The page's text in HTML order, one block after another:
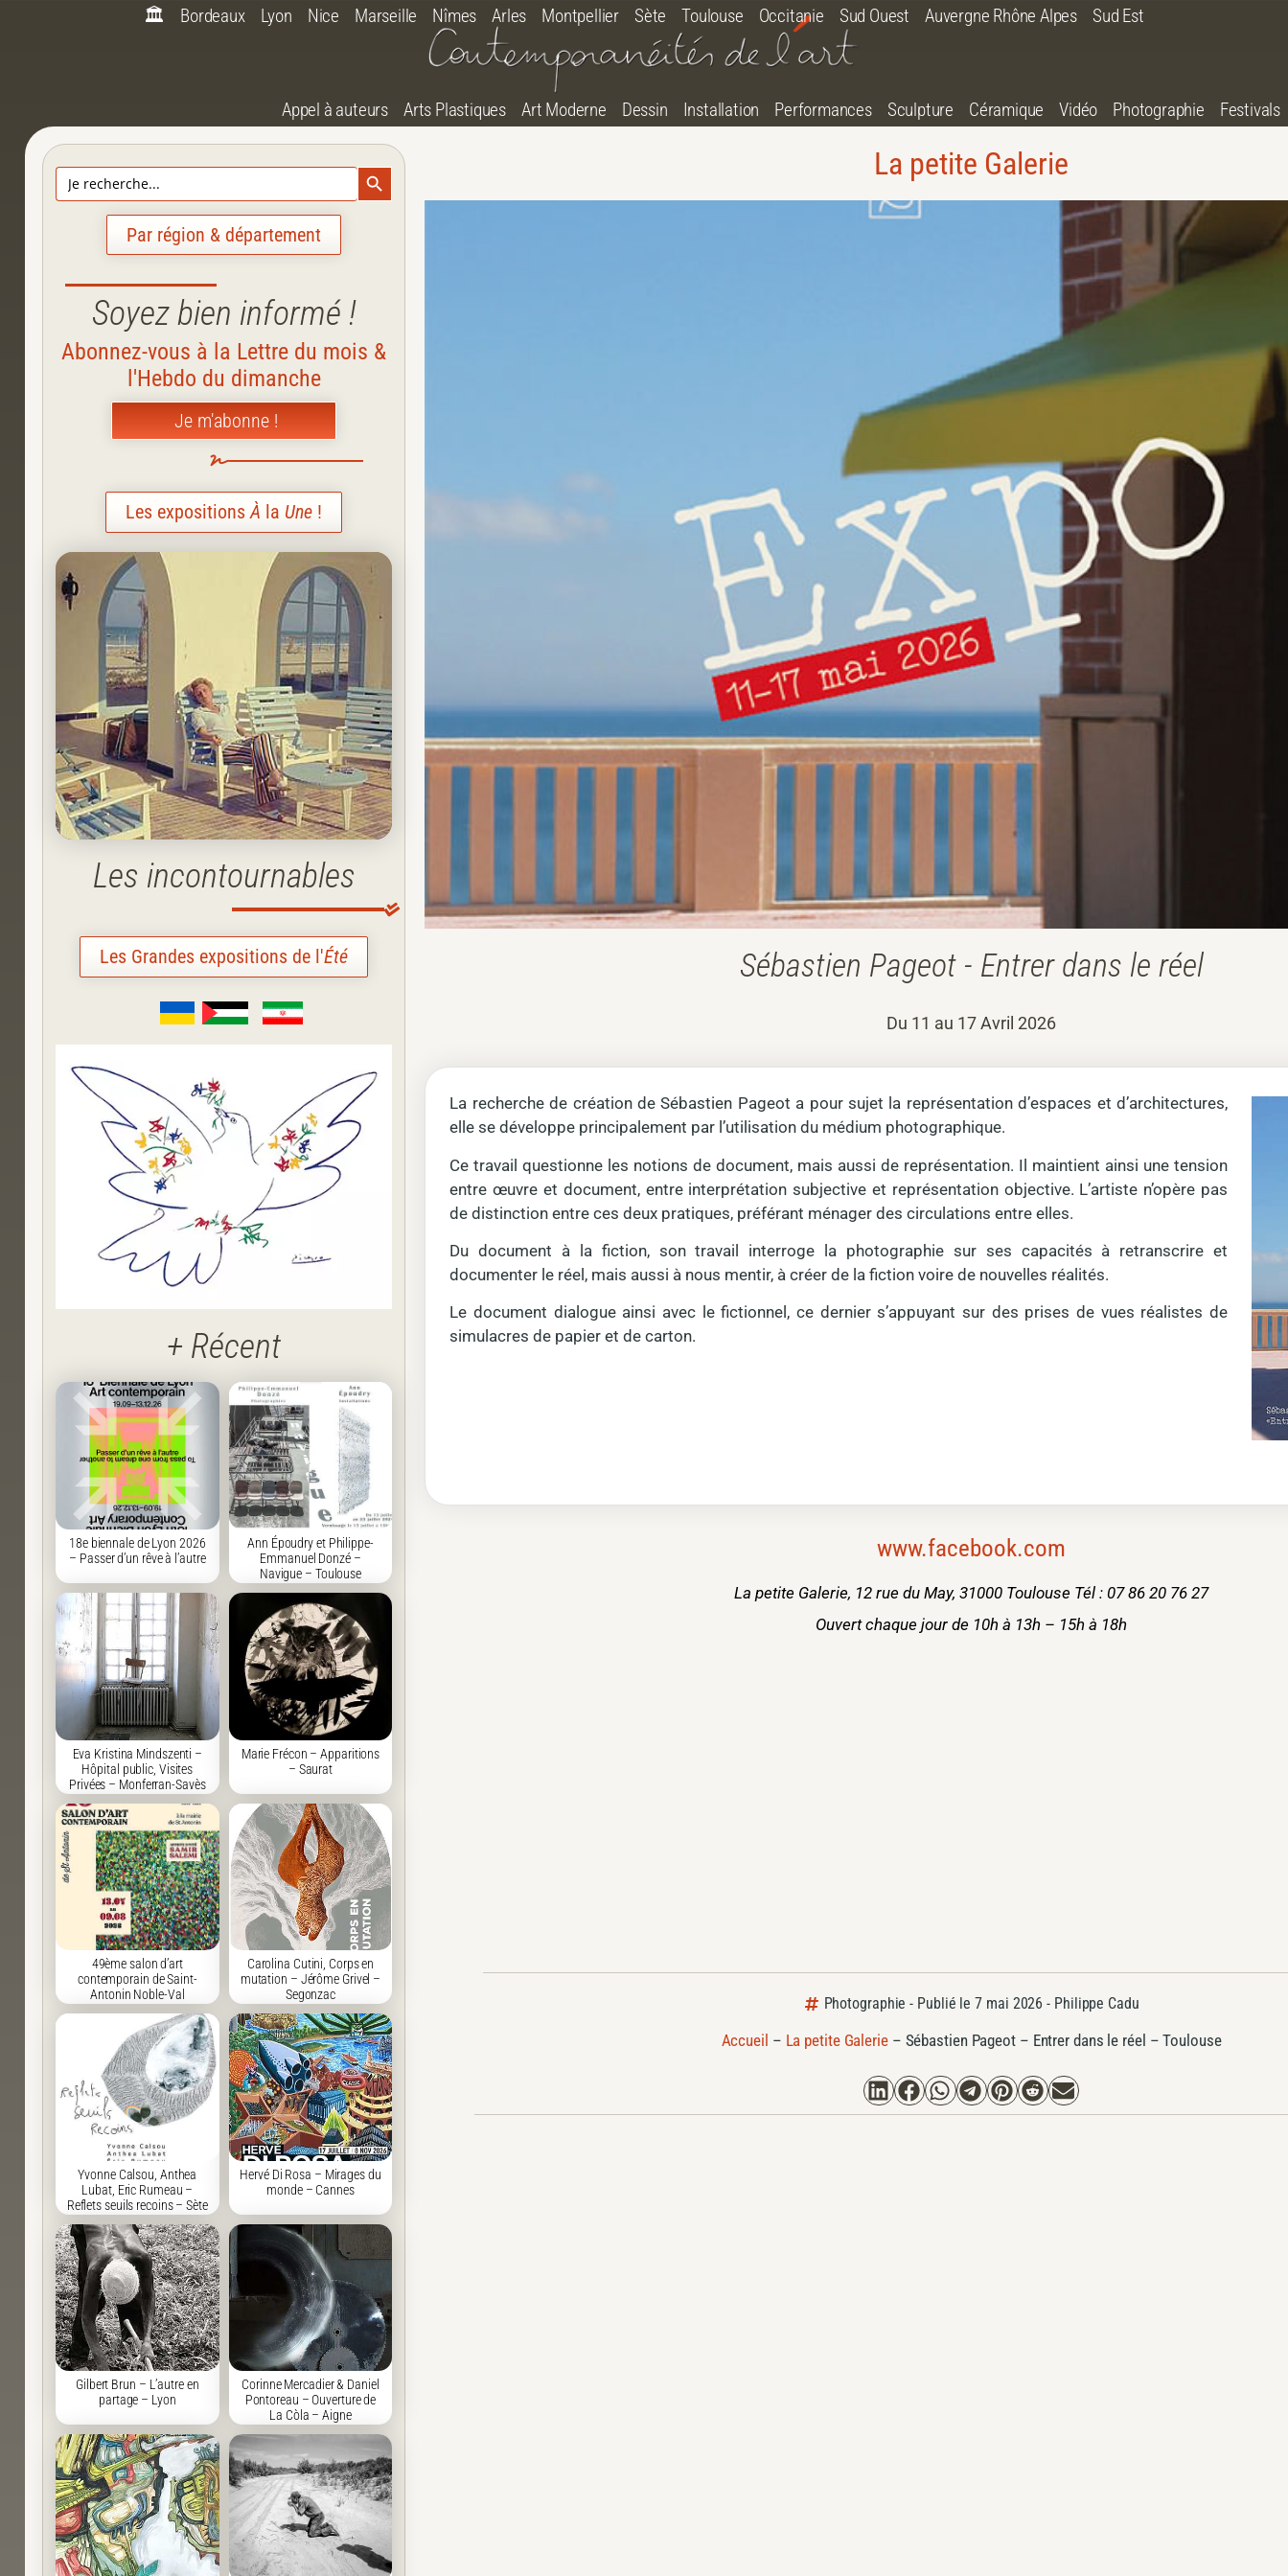
🏛️ Bordeaux Lyon Nice Marseille Nîmes Arles Montpellier Sète Toulouse Occitanie Sud Ouest Auvergne Rhône Alpes Sud Est
Appel à auteurs Arts Plastiques Art Moderne Dessin Installation Performances Sculpture Céramique Vidéo Photographie Festivals
Search
for:
Search Button
Par région & département
Soyez bien informé !
Abonnez-vous à la Lettre du mois &
l'Hebdo du dimanche
Je m'abonne !
Les expositionsÀ la Une !
Les incontournables
Les Grandes expositions de l'Été
+ Récent
18e biennale de Lyon 2026
– Passer d’un rêve à l’autre
Ann Époudry et Philippe-
Emmanuel Donzé –
Navigue – Toulouse
Eva Kristina Mindszenti –
Hôpital public, Visites
Privées – Monferran-Savès
Marie Frécon – Apparitions
– Saurat
49ème salon d’art
contemporain de Saint-
Antonin Noble-Val
Carolina Cutini, Corps en
mutation – Jérôme Grivel –
Segonzac
Yvonne Calsou, Anthea
Lubat, Eric Rumeau –
Reflets seuils recoins – Sète
Hervé Di Rosa – Mirages du
monde – Cannes
Gilbert Brun – L’autre en
partage – Lyon
Corinne Mercadier & Daniel
Pontoreau – Ouverture de
La Còla – Aigne
La petite Galerie
Sébastien Pageot - Entrer dans le réel
Du 11 au 17 Avril 2026
La recherche de création de Sébastien Pageot a pour sujet la représentation d’espaces et d’architectures,
elle se développe principalement par l’utilisation du médium photographique.
Ce travail questionne les notions de document, mais aussi de représentation. Il maintient ainsi une tension
entre œuvre et document, entre interprétation subjective et représentation objective. L’artiste n’opère pas
de distinction entre ces deux pratiques, préférant ménager des circulations entre elles.
Du document à la fiction, son travail interroge la photographie sur ses capacités à retranscrire et
documenter le réel, mais aussi à nous mentir, à créer de la fiction voire de nouvelles réalités.
Le document dialogue ainsi avec le fictionnel, ce dernier s’appuyant sur des prises de vues réalistes de
simulacres de papier et de carton.
www.facebook.com
La petite Galerie, 12 rue du May, 31000 Toulouse Tél : 07 86 20 76 27
Ouvert chaque jour de 10h à 13h – 15h à 18h
Photographie - Publié le 7 mai 2026 - Philippe Cadu
Accueil – La petite Galerie– Sébastien Pageot – Entrer dans le réel – Toulouse